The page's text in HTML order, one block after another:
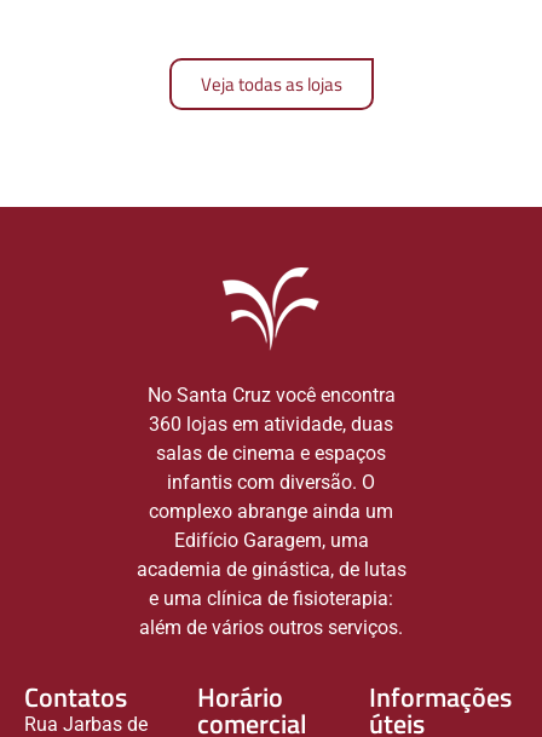
Veja todas as lojas
No Santa Cruz você encontra
360 lojas em atividade, duas
salas de cinema e espaços
infantis com diversão. O
complexo abrange ainda um
Edifício Garagem, uma
academia de ginástica, de lutas
e uma clínica de fisioterapia:
além de vários outros serviços.
Contatos
Rua Jarbas de
Horário
comercial
Informações
úteis